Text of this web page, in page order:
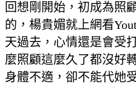
回想剛開始，初成為照
的，楊貴媚就上網看
天過去，心情還是會受
麼照顧這麼久了都沒好
身體不適，卻不能代